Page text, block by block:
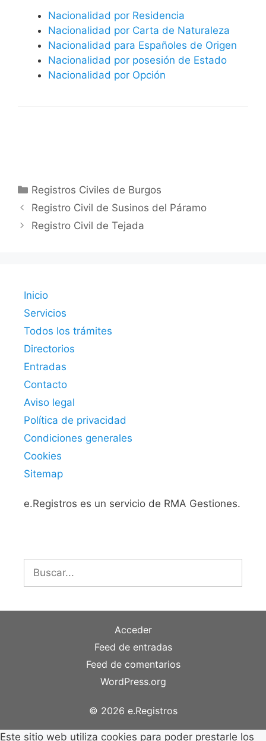
Nacionalidad por Residencia
Nacionalidad por Carta de Naturaleza
Nacionalidad para Españoles de Origen
Nacionalidad por posesión de Estado
Nacionalidad por Opción
Categorías
Registros Civiles de Burgos
Registro Civil de Susinos del Páramo
Registro Civil de Tejada
Inicio
Servicios
Todos los trámites
Directorios
Entradas
Contacto
Aviso legal
Política de privacidad
Condiciones generales
Cookies
Sitemap
e.Registros es un servicio de RMA Gestiones.
Buscar:
Acceder
Feed de entradas
Feed de comentarios
WordPress.org
© 2026 e.Registros
Este sitio web utiliza cookies para poder prestarle los